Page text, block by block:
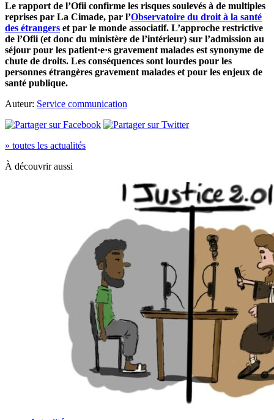
Le rapport de l’Ofii confirme les risques soulevés à de multiples
reprises par La Cimade, par l’Observatoire du droit à la santé
des étrangers et par le monde associatif. L’approche restrictive
de l’Ofii (et donc du ministère de l’intérieur) sur l’admission au
séjour pour les patient·e·s gravement malades est synonyme de
chute de droits. Les conséquences sont lourdes pour les
personnes étrangères gravement malades et pour les enjeux de
santé publique.
Auteur: Service communication
» toutes les actualités
À découvrir aussi